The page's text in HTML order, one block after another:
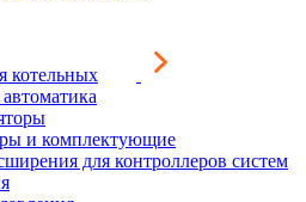
котельных
и комплектующие
для контроллеров систем